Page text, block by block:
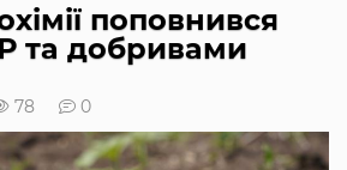
поповнився
та добривами
78 0